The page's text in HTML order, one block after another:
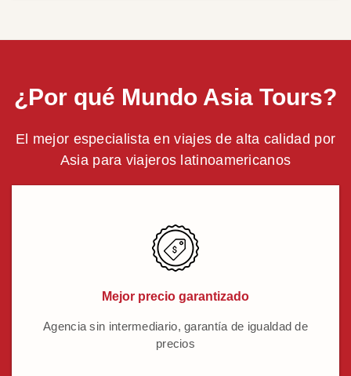
¿Por qué Mundo Asia Tours?
El mejor especialista en viajes de alta calidad por
Asia para viajeros latinoamericanos
Mejor precio garantizado
Agencia sin intermediario, garantía de igualdad de
precios